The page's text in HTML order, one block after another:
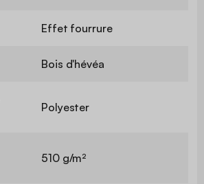
Effet fourrure
Bois d'hévéa
Polyester
510 g/m²